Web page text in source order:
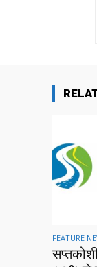
FEATURE